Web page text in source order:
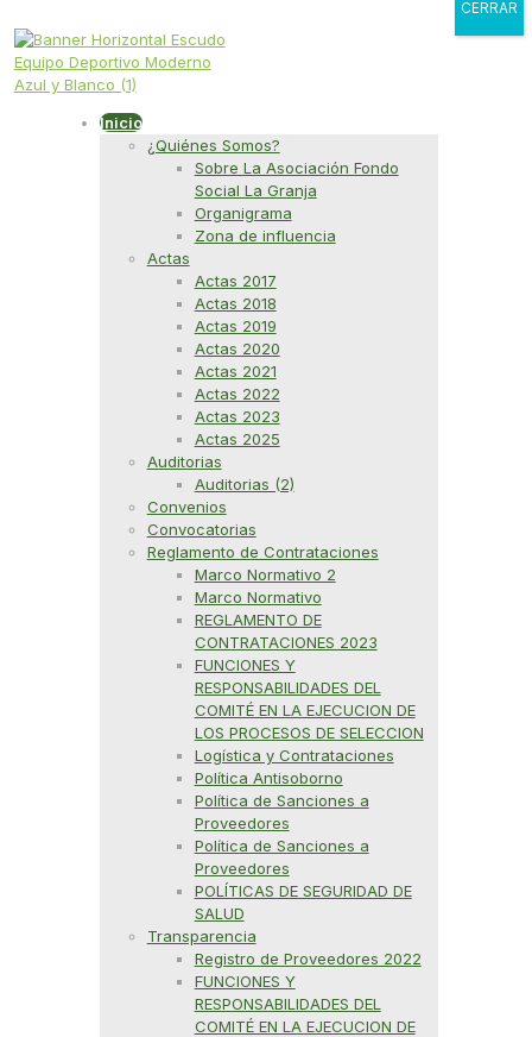
Inicio
¿Quiénes Somos?
Sobre La Asociación Fondo
Social La Granja
Organigrama
Zona de influencia
Actas
Actas 2017
Actas 2018
Actas 2019
Actas 2020
Actas 2021
Actas 2022
Actas 2023
Actas 2025
Auditorias
Auditorias (2)
Convenios
Convocatorias
Reglamento de Contrataciones
Marco Normativo 2
Marco Normativo
REGLAMENTO DE
CONTRATACIONES 2023
FUNCIONES Y
RESPONSABILIDADES DEL
COMITÉ EN LA EJECUCION DE
LOS PROCESOS DE SELECCION
Logística y Contrataciones
Política Antisoborno
Política de Sanciones a
Proveedores
Política de Sanciones a
Proveedores
POLÍTICAS DE SEGURIDAD DE
SALUD
Transparencia
Registro de Proveedores 2022
FUNCIONES Y
RESPONSABILIDADES DEL
COMITÉ EN LA EJECUCION DE
CERRAR